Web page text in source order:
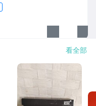
看全部